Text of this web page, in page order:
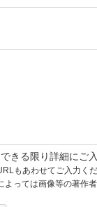
きる限り詳細にご
もあわせてご入力くだ
っては画像等の著作